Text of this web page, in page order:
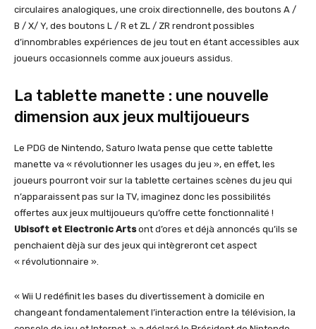
circulaires analogiques, une croix directionnelle, des boutons A /
B / X/ Y, des boutons L / R et ZL / ZR rendront possibles
d’innombrables expériences de jeu tout en étant accessibles aux
joueurs occasionnels comme aux joueurs assidus.
La tablette manette : une nouvelle
dimension aux jeux multijoueurs
Le PDG de Nintendo, Saturo Iwata pense que cette tablette
manette va « révolutionner les usages du jeu », en effet, les
joueurs pourront voir sur la tablette certaines scènes du jeu qui
n’apparaissent pas sur la TV, imaginez donc les possibilités
offertes aux jeux multijoueurs qu’offre cette fonctionnalité !
Ubisoft et Electronic Artsont d’ores et déjà annoncés qu’ils se
penchaient dèjà sur des jeux qui intègreront cet aspect
« révolutionnaire ».
« Wii U redéfinit les bases du divertissement à domicile en
changeant fondamentalement l’interaction entre la télévision, la